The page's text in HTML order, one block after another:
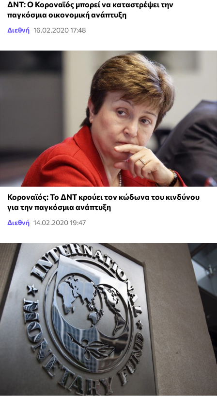
ΔΝΤ: Ο Κοροναϊός μπορεί να καταστρέψει την
παγκόσμια οικονομική ανάπτυξη
Διεθνή 16.02.2020 17:48
Κοροναϊός: Το ΔΝΤ κρούει τον κώδωνα του κινδύνου
για την παγκόσμια ανάπτυξη
Διεθνή 14.02.2020 19:47